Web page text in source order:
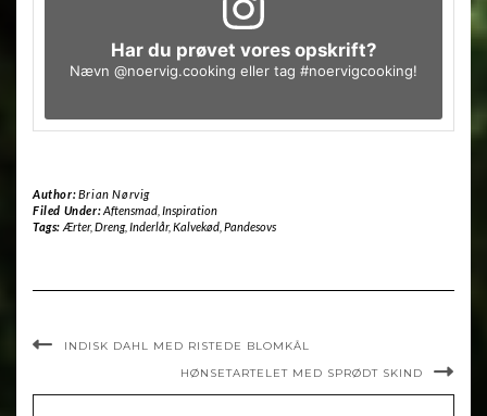
Har du prøvet vores opskrift?
Nævn @noervig.cooking eller tag #noervigcooking!
Author:Brian Nørvig
Filed Under:Aftensmad, Inspiration
Tags: Ærter, Dreng, Inderlår, Kalvekød, Pandesovs
INDISK DAHL MED RISTEDE BLOMKÅL
HØNSETARTELET MED SPRØDT SKIND